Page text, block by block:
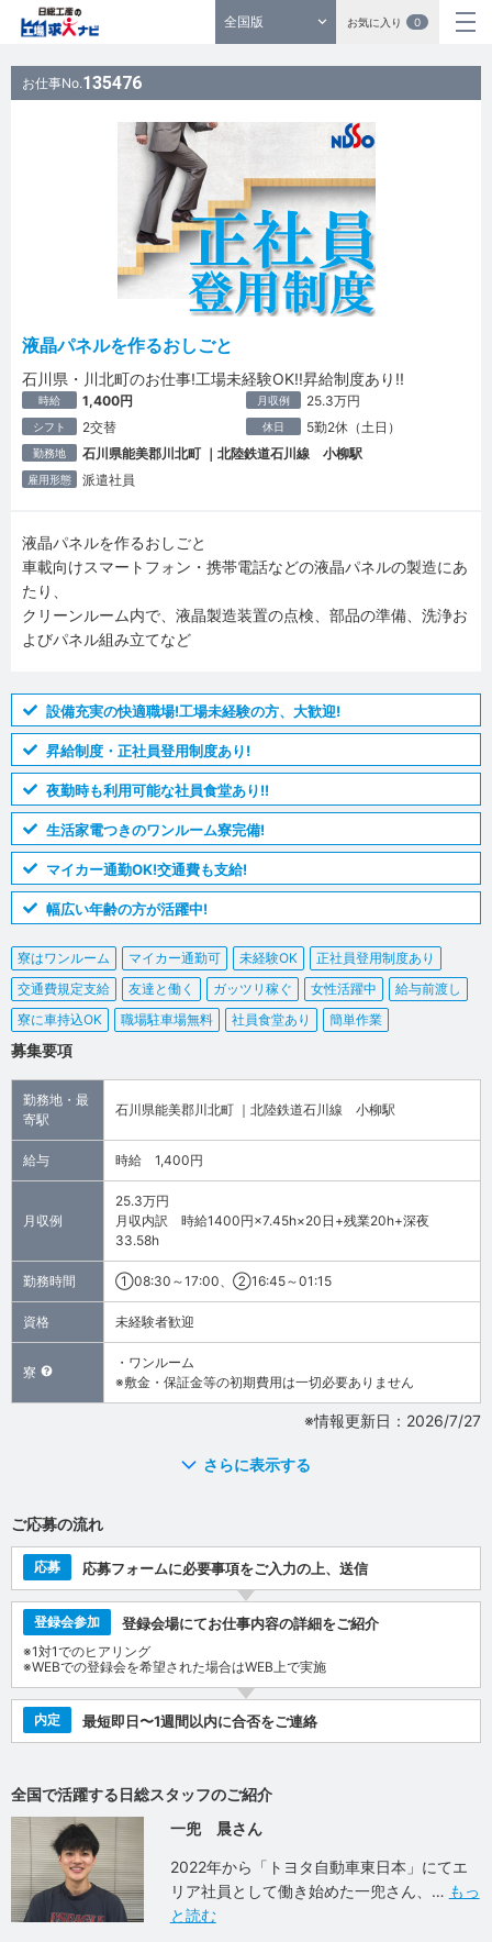
全国版 お気に入り 0
お仕事No.135476
液晶パネルを作るおしごと
石川県・川北町のお仕事!工場未経験OK!!昇給制度あり!!
時給 1,400円 月収例 25.3万円
シフト 2交替 休日 5勤2休（土日）
勤務地 石川県能美郡川北町 ｜北陸鉄道石川線 小柳駅
雇用形態 派遣社員
液晶パネルを作るおしごと
車載向けスマートフォン・携帯電話などの液晶パネルの製造にあ
たり、
クリーンルーム内で、液晶製造装置の点検、部品の準備、洗浄お
よびパネル組み立てなど
設備充実の快適職場!工場未経験の方、大歓迎!
昇給制度・正社員登用制度あり!
夜勤時も利用可能な社員食堂あり!!
生活家電つきのワンルーム寮完備!
マイカー通勤OK!交通費も支給!
幅広い年齢の方が活躍中!
寮はワンルーム マイカー通勤可 未経験OK
正社員登用制度あり
交通費規定支給
友達と働く ガッツリ稼ぐ 女性活躍中
給与前渡し
寮に車持込OK
職場駐車場無料 社員食堂あり 簡単作業
募集要項
勤務地・最
寄駅
石川県能美郡川北町 ｜北陸鉄道石川線 小柳駅
給与 時給 1,400円
月収例
25.3万円
月収内訳 時給1400円×7.45h×20日+残業20h+深夜
33.58h
勤務時間 ①08:30～17:00、②16:45～01:15
資格 未経験者歓迎
寮
・ワンルーム
※敷金・保証金等の初期費用は一切必要ありません
※情報更新日：2026/7/27
さらに表示する
ご応募の流れ
応募 応募フォームに必要事項をご入力の上、送信
登録会参加 登録会場にてお仕事内容の詳細をご紹介
※1対1でのヒアリング
※WEBでの登録会を希望された場合はWEB上で実施
内定 最短即日〜1週間以内に合否をご連絡
全国で活躍する日総スタッフのご紹介
一兜 晨さん
2022年から「トヨタ自動車東日本」にてエ
リア社員として働き始めた一兜さん、
もっ
と読む